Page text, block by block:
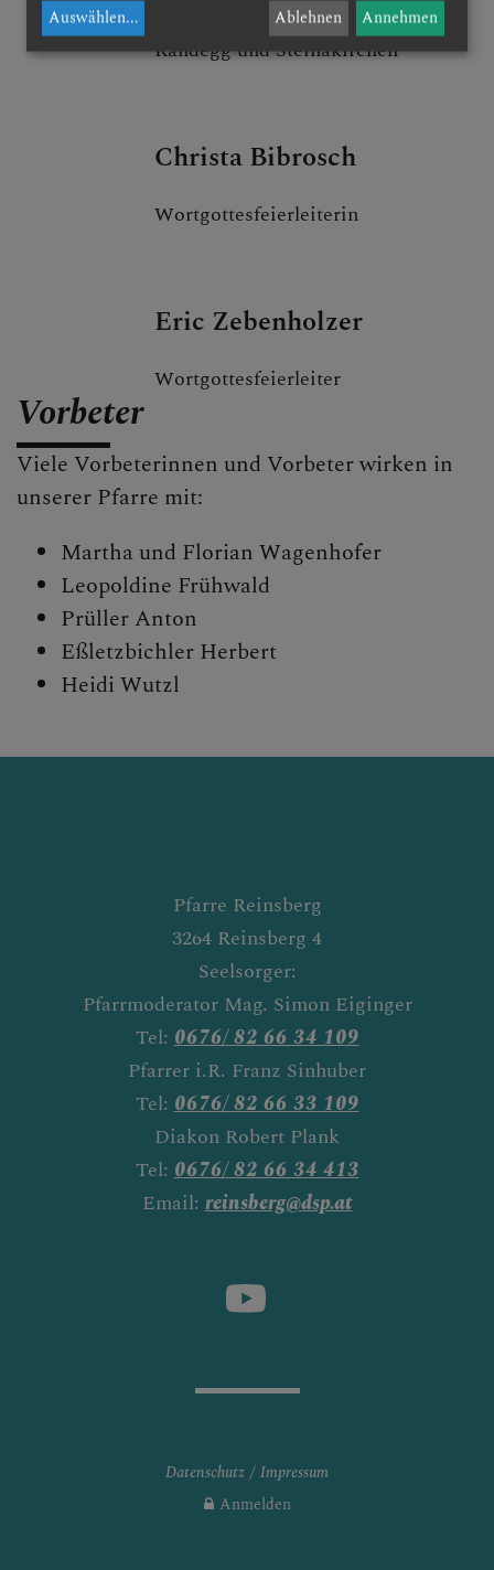
in den Pfarren Reinsberg, Gresten,
Randegg und Steinakirchen
Christa Bibrosch
Wortgottesfeierleiterin
Eric Zebenholzer
Wortgottesfeierleiter
Vorbeter
Viele Vorbeterinnen und Vorbeter wirken in
unserer Pfarre mit:
Martha und Florian Wagenhofer
Leopoldine Frühwald
Prüller Anton
Eßletzbichler Herbert
Heidi Wutzl
Pfarre Reinsberg
3264 Reinsberg 4
Seelsorger:
Pfarrmoderator Mag. Simon Eiginger
Tel:0676/ 82 66 34 109
Pfarrer i.R. Franz Sinhuber
Tel:0676/ 82 66 33 109
Diakon Robert Plank
Tel:0676/ 82 66 34 413
Email:reinsberg@dsp.at
Datenschutz
Impressum
Anmelden
Auswählen... Ablehnen Annehmen